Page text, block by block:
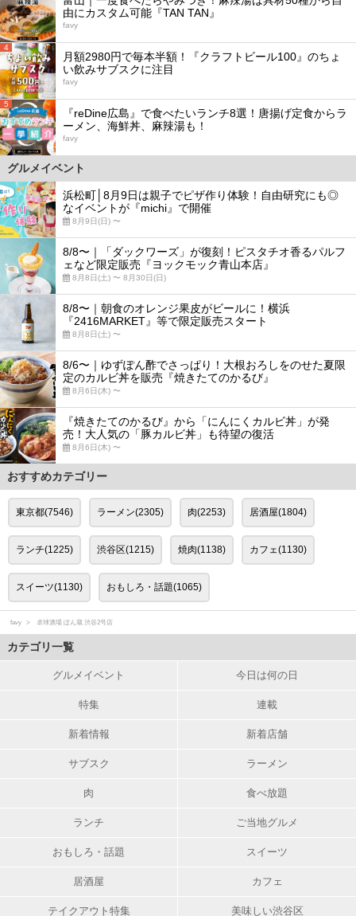
由にカスタム可能『TAN TAN』
favy
4
月額2980円で毎本半額！『クラフトビール100』のちょ
い飲みサブスクに注目
favy
5
『reDine広島』で食べたいランチ8選！唐揚げ定食からラ
ーメン、海鮮丼、麻辣湯も！
favy
グルメイベント
浜松町│8月9日は親子でピザ作り体験！自由研究にも◎
なイベントが『michi』で開催
8月9日(日) 〜
8/8〜｜「ダックワーズ」が復刻！ピスタチオ香るパルフ
ェなど限定販売『ヨックモック青山本店』
8月8日(土) 〜 8月30日(日)
8/8〜｜朝食のオレンジ果皮がビールに！横浜
『2416MARKET』等で限定販売スタート
8月8日(土) 〜
8/6〜｜ゆずぽん酢でさっぱり！大根おろしをのせた夏限
定のカルビ丼を販売『焼きたてのかるび』
8月6日(木) 〜
『焼きたてのかるび』から「にんにくカルビ丼」が発
売！大人気の「豚カルビ丼」も待望の復活
8月6日(木) 〜
おすすめカテゴリー
東京都(7546) ラーメン(2305) 肉(2253) 居酒屋(1804)
ランチ(1225) 渋谷区(1215) 焼肉(1138) カフェ(1130)
スイーツ(1130) おもしろ・話題(1065)
favy 卓球酒場 ぽん蔵 渋谷2号店
カテゴリ一覧
グルメイベント 今日は何の日
特集 連載
新着情報 新着店舗
サブスク ラーメン
肉 食べ放題
ランチ ご当地グルメ
おもしろ・話題 スイーツ
居酒屋 カフェ
テイクアウト特集 美味しい渋谷区